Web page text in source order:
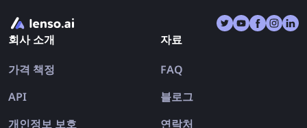
회사 소개
가격 책정
API
개인정보 보호
자료
FAQ
블로그
연락처